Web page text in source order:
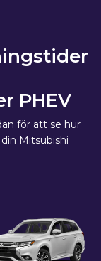
PHEV
för att se hur
Mitsubishi